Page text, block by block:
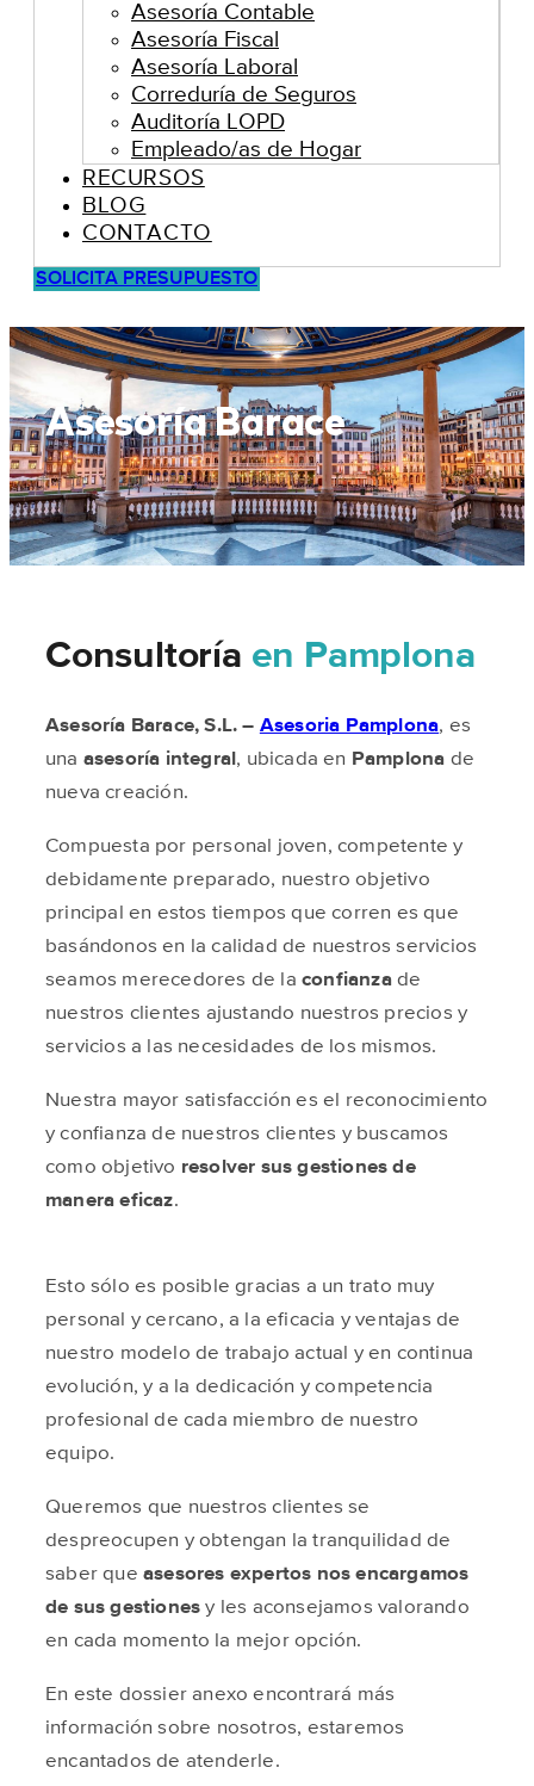
Asesoría Contable
Asesoría Fiscal
Asesoría Laboral
Correduría de Seguros
Auditoría LOPD
Empleado/as de Hogar
RECURSOS
BLOG
CONTACTO
SOLICITA PRESUPUESTO
Asesoría Barace
Consultoría en Pamplona
Asesoría Barace, S.L. – Asesoria Pamplona, es
una asesoría integral , ubicada en Pamplona de
nueva creación.
Compuesta por personal joven, competente y
debidamente preparado, nuestro objetivo
principal en estos tiempos que corren es que
basándonos en la calidad de nuestros servicios
seamos merecedores de la confianza de
nuestros clientes ajustando nuestros precios y
servicios a las necesidades de los mismos.
Nuestra mayor satisfacción es el reconocimiento
y confianza de nuestros clientes y buscamos
como objetivo resolver sus gestiones de
manera eficaz.
Esto sólo es posible gracias a un trato muy
personal y cercano, a la eficacia y ventajas de
nuestro modelo de trabajo actual y en continua
evolución, y a la dedicación y competencia
profesional de cada miembro de nuestro
equipo.
Queremos que nuestros clientes se
despreocupen y obtengan la tranquilidad de
saber que asesores expertos nos encargamos
de sus gestionesy les aconsejamos valorando
en cada momento la mejor opción.
En este dossier anexo encontrará más
información sobre nosotros, estaremos
encantados de atenderle.